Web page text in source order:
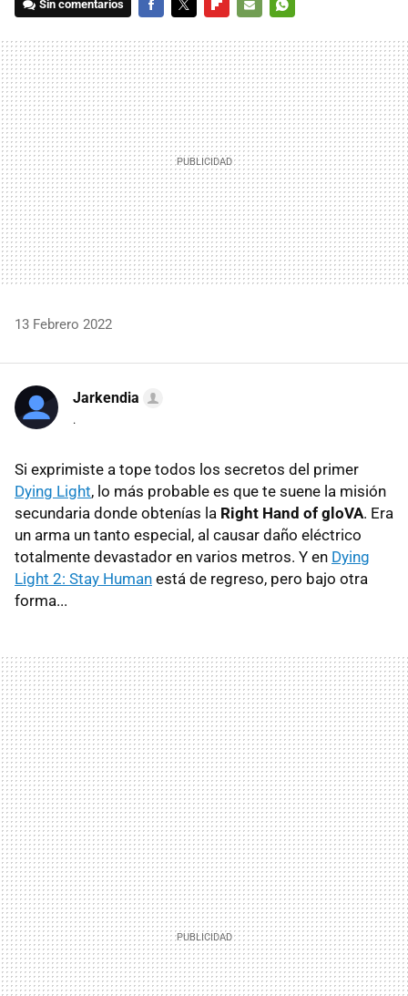
Sin comentarios
MAIL
13 Febrero 2022
Jarkendia
.
Si exprimiste a tope todos los secretos del primer
Dying Light, lo más probable es que te suene la misión
secundaria donde obtenías la Right Hand of gloVA. Era
un arma un tanto especial, al causar daño eléctrico
totalmente devastador en varios metros. Y en Dying
Light 2: Stay Human está de regreso, pero bajo otra
forma...